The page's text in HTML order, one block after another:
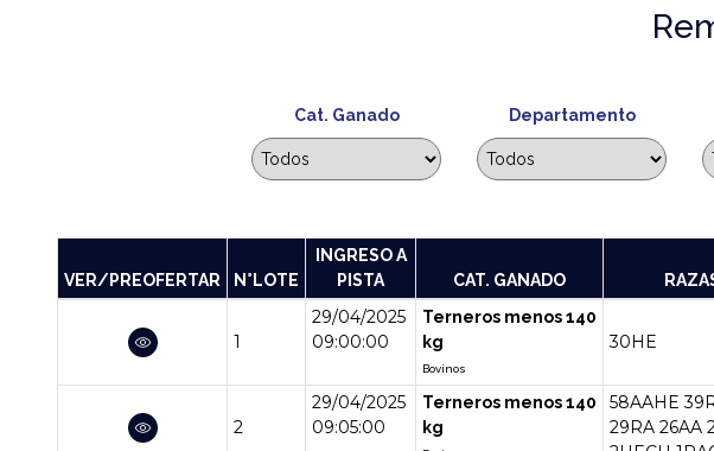
Cat. Ganado Departamento
VER/PREOFERTAR N°LOTE
INGRESO A
PISTA
CAT. GANADO
1
29/04/2025
09:00:00
Terneros menos 140
kg
Bovinos
30HE
2
29/04/2025
09:05:00
Terneros menos 140
kg
58AAHE
29RA 26AA